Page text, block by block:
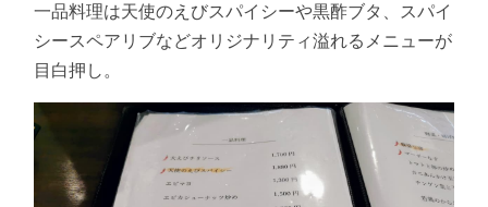
一品料理は天使のえびスパイシーや黒酢ブタ、スパイ
シースペアリブなどオリジナリティ溢れるメニューが
目白押し。